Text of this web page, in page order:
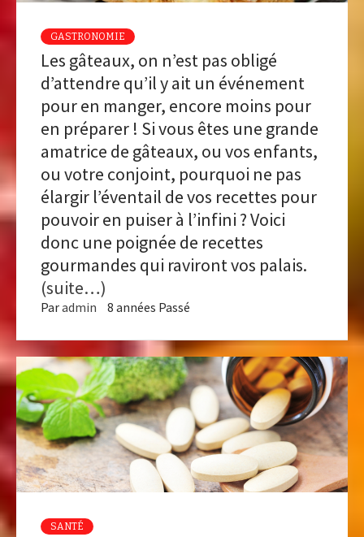
GASTRONOMIE
Les gâteaux, on n’est pas obligé
d’attendre qu’il y ait un événement
pour en manger, encore moins pour
en préparer ! Si vous êtes une grande
amatrice de gâteaux, ou vos enfants,
ou votre conjoint, pourquoi ne pas
élargir l’éventail de vos recettes pour
pouvoir en puiser à l’infini ? Voici
donc une poignée de recettes
gourmandes qui raviront vos palais.
(suite…)
Paradmin 8 années Passé
SANTÉ